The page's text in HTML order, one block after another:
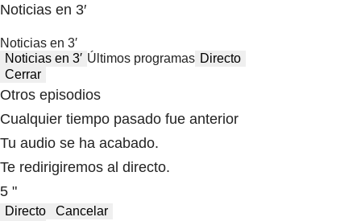
Noticias en 3′
Noticias en 3′
Noticias en 3′ Últimos programas Directo
Cerrar
Otros episodios
Cualquier tiempo pasado fue anterior
Tu audio se ha acabado.
Te redirigiremos al directo.
5 "
Directo
Cancelar